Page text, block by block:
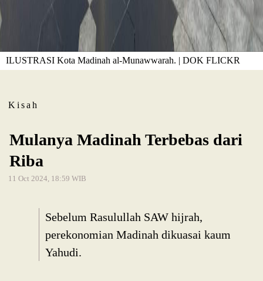
ILUSTRASI Kota Madinah al-Munawwarah. | DOK FLICKR
Kisah
Mulanya Madinah Terbebas dari
Riba
11 Oct 2024, 18:59 WIB
Sebelum Rasulullah SAW hijrah,
perekonomian Madinah dikuasai kaum
Yahudi.